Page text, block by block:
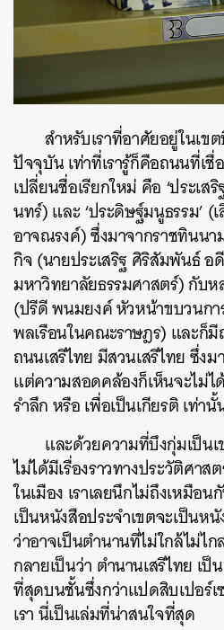
สำหรับเราที่อาศัยอยู่ในเ
ปัจจุบัน เท่าที่เรารู้ก็คือถนนที่เชื่
เปลี่ยนชื่อเรียกใหม่ คือ ‘ประเส
นทร์) และ ‘ประดิษฐ์มนูธรรม’
อาจณรงค์) ซึ่งมาจากราชทินนา
กิจ (นายประเสริฐ ศิริสัมพันธ์
มหาวิทยาลัยธรรมศาสตร์) กับ
(ปรีดี พนมยงค์ หัวหน้าขบวนกา
พลเรือนในคณะราษฎร) และก็
ถนนเสรีไทย มีสวนเสรีไทย ซึ่ง
แต่ความสอดคล้องก็เห็นจะไม่ไ
รำลึก หรือ เพื่อเป็นเกียรติ เท่า
และด้วยความที่บึงกุ่มเป็น
ไม่ได้มีเรื่องราวทางประวัติศาส
ในเมือง เราเลยนึกไม่ถึงเหมือ
เป็นหนังสือประจำเขตจะเป็นหนั
ว่าอาจเป็นตำนานที่ไม่ใกล้ไม่
กลายเป็นว่า ตำนานเสรีไทย เป็
ที่สุดบนชั้นซึ่งกว่าแปดสิบเปอร์
เรา นี่เป็นเล่มที่น่าสนใจที่สุด